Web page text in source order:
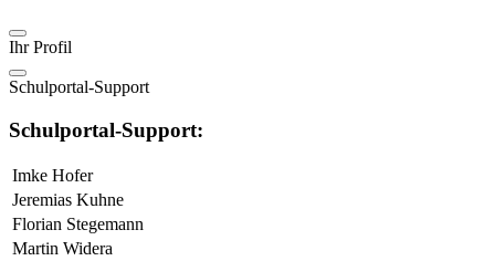
Ihr Profil
Schulportal-Support
Schulportal-Support:
Imke Hofer
Jeremias Kuhne
Florian Stegemann
Martin Widera